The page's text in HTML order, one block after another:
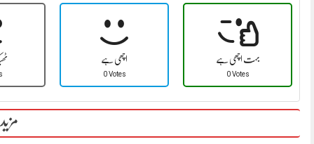
اچھی ہے
0 Votes
بہت اچھی ہے
0 Votes